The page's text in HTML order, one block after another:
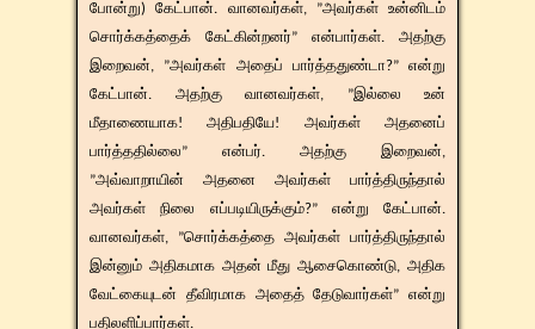
போன்று) கேட்பான். வானவர்கள், ”அவர்கள் உன்னிடம்
சொர்க்கத்தைக் கேட்கின்றனர்” என்பார்கள். அதற்கு
இறைவன், ”அவர்கள் அதைப் பார்த்ததுண்டா?” என்று
கேட்பான். அதற்கு வானவர்கள், ”இல்லை உன்
மீதாணையாக! அதிபதியே! அவர்கள் அதனைப்
பார்த்ததில்லை” என்பர். அதற்கு இறைவன்,
”அவ்வாறாயின் அதனை அவர்கள் பார்த்திருந்தால்
அவர்கள் நிலை எப்படியிருக்கும்?” என்று கேட்பான்.
வானவர்கள், ”சொர்க்கத்தை அவர்கள் பார்த்திருந்தால்
இன்னும் அதிகமாக அதன் மீது ஆசைகொண்டு, அதிக
வேட்கையுடன் தீவிரமாக அதைத் தேடுவார்கள்” என்று
பதிலளிப்பார்கள்.